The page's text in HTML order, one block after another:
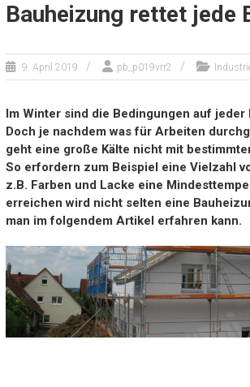
Bauheizung rettet jede
9. April 2019 pb_p019vrr2
Im Winter sind die Bedingungen auf jeder
Doch je nachdem was für Arbeiten
geht eine große Kälte nicht mit
So erfordern zum Beispiel eine Vielzahl
z.B. Farben und Lacke eine
erreichen wird nicht selten eine
man im folgendem Artikel erfahren kann.